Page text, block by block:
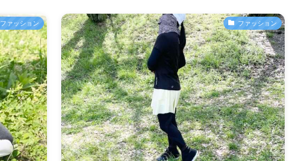
ファッション ファッション